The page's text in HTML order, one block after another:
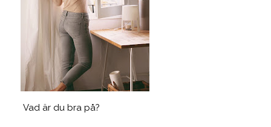
Vad är du bra på?